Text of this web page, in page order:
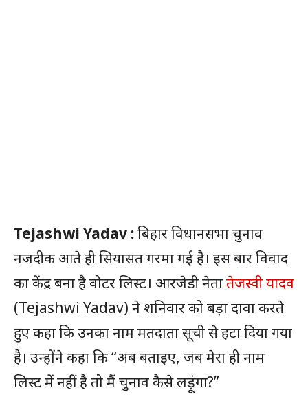
Tejashwi Yadav :बिहार विधानसभा चुनाव
नजदीक आते ही सियासत गरमा गई है। इस बार विवाद
का केंद्र बना है वोटर लिस्ट। आरजेडी नेतातेजस्वी यादव
(Tejashwi Yadav) ने शनिवार को बड़ा दावा करते
हुए कहा कि उनका नाम मतदाता सूची से हटा दिया गया
है। उन्होंने कहा कि “अब बताइए, जब मेरा ही नाम
लिस्ट में नहीं है तो मैं चुनाव कैसे लड़ूंगा?”